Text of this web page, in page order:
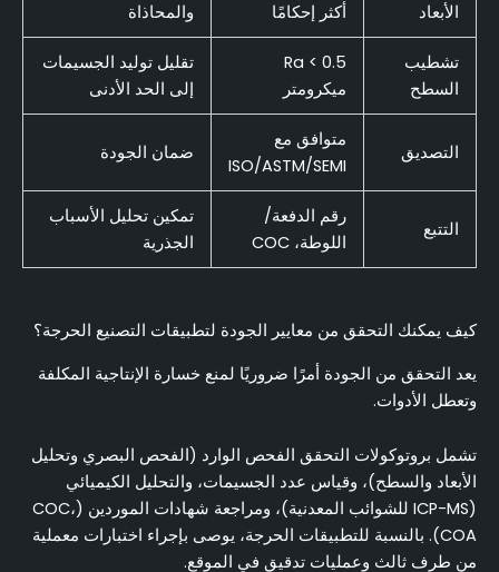
الأبعاد
أكثر إحكامًا
والمحاذاة
تشطيب
السطح
Ra < 0.5
ميكرومتر
تقليل توليد الجسيمات
إلى الحد الأدنى
التصديق
متوافق مع
ISO/ASTM/SEMI
ضمان الجودة
التتبع
رقم الدفعة/
اللوطة، COC
تمكين تحليل الأسباب
الجذرية
كيف يمكنك التحقق من معايير الجودة لتطبيقات التصنيع الحرجة؟
يعد التحقق من الجودة أمرًا ضروريًا لمنع خسارة الإنتاجية المكلفة
وتعطل الأدوات.
تشمل بروتوكولات التحقق الفحص الوارد (الفحص البصري وتحليل
الأبعاد والسطح)، وقياس عدد الجسيمات، والتحليل الكيميائي
(ICP-MS للشوائب المعدنية)، ومراجعة شهادات الموردين (COC،
COA). بالنسبة للتطبيقات الحرجة، يوصى بإجراء اختبارات معملية
من طرف ثالث وعمليات تدقيق في الموقع.